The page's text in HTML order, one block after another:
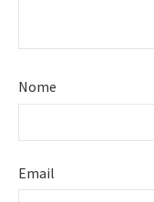
Nome
Email